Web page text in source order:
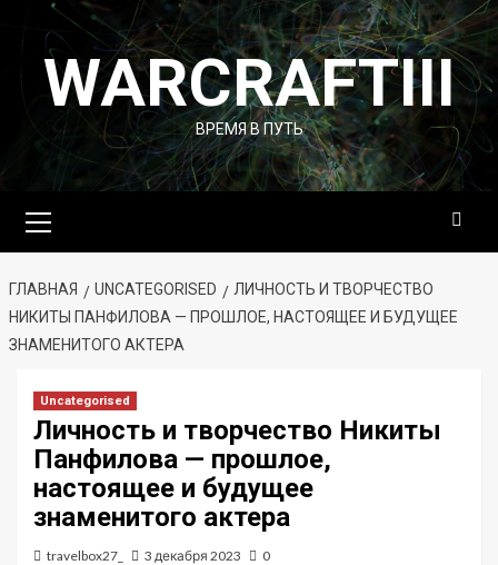
Перейти
содержимому
WARCRAFTIII
ВРЕМЯ В ПУТЬ
меню
ГЛАВНАЯ UNCATEGORISED
ЛИЧНОСТЬ И ТВОРЧЕСТВО
НИКИТЫ ПАНФИЛОВА — ПРОШЛОЕ, НАСТОЯЩЕЕ И БУДУЩЕЕ
ЗНАМЕНИТОГО АКТЕРА
Uncategorised
Личность и творчество Никиты
Панфилова — прошлое,
настоящее и будущее
знаменитого актера
travelbox27_ 3 декабря 2023 0